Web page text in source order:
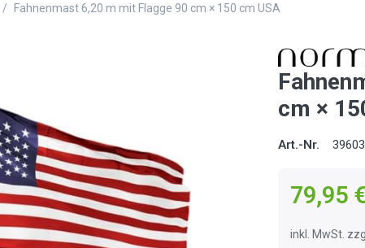
Fahnenmast 6,20 m mit Flagge 90 cm × 150 cm USA
cm ×
Art.-Nr.
79,95
inkl. MwSt.